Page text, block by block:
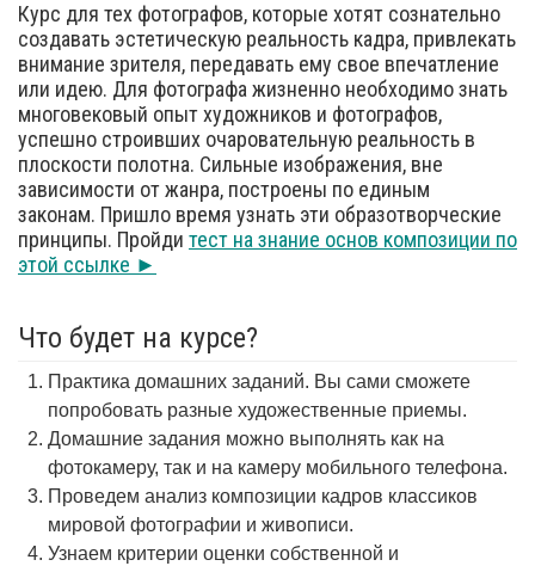
Курс для тех фотографов, которые хотят сознательно
создавать эстетическую реальность кадра, привлекать
внимание зрителя, передавать ему свое впечатление
или идею. Для фотографа жизненно необходимо знать
многовековый опыт художников и фотографов,
успешно строивших очаровательную реальность в
плоскости полотна. Сильные изображения, вне
зависимости от жанра, построены по единым
законам. Пришло время узнать эти образотворческие
принципы. Пройди тест на знание основ композиции по
этой ссылке ►
Что будет на курсе?
Практика домашних заданий. Вы сами сможете
попробовать разные художественные приемы.
Домашние задания можно выполнять как на
фотокамеру, так и на камеру мобильного телефона.
Проведем анализ композиции кадров классиков
мировой фотографии и живописи.
Узнаем критерии оценки собственной и